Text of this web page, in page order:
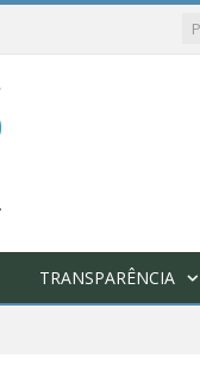
TRANSPARÊNCIA